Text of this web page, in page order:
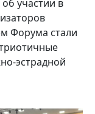
участии в
Форума стали
эстрадной